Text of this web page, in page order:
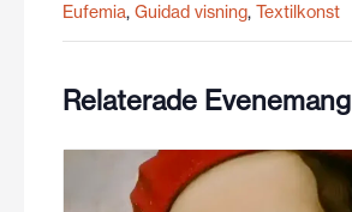
Eufemia, Guidad visning, Textilkonst
Relaterade Evenemang